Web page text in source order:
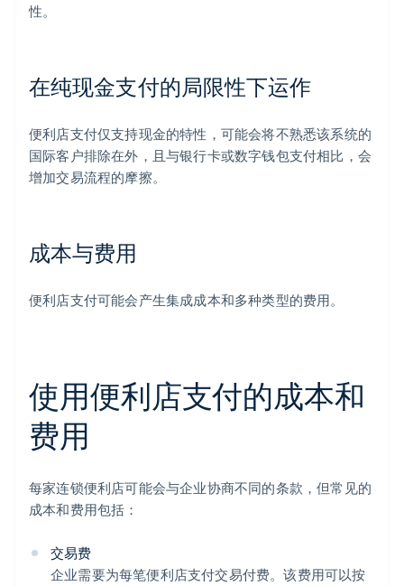
性。
在纯现金支付的局限性下运作
便利店支付仅支持现金的特性，可能会将不熟悉该系统的
国际客户排除在外，且与银行卡或数字钱包支付相比，会
增加交易流程的摩擦。
成本与费用
便利店支付可能会产生集成成本和多种类型的费用。
使用便利店支付的成本和
费用
每家连锁便利店可能会与企业协商不同的条款，但常见的
成本和费用包括：
交易费
企业需要为每笔便利店支付交易付费。该费用可以按